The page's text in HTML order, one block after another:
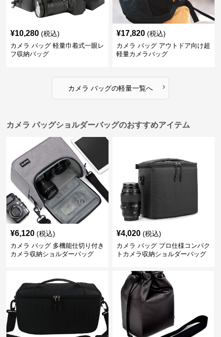
¥10,280 (税込)
カメラ バッグ 軽量巾着式一眼レ
フ収納バッグ
¥17,820 (税込)
カメラ バッグ アウトドア向け超
軽量カメラバッグ
カメラ バッグの軽量一覧へ ›
カメラ バッグショルダーバッグのおすすめアイテム
¥6,120 (税込)
カメラ バッグ 多機能仕切り付き
カメラ収納ショルダーバッグ
¥4,020 (税込)
カメラ バッグ プロ仕様コンパク
トカメラ収納ショルダーバッグ